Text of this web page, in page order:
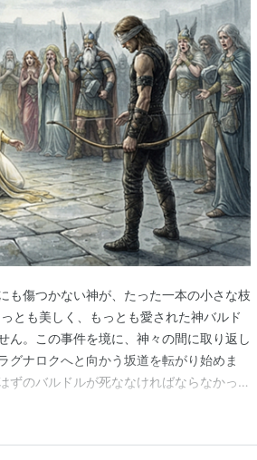
も傷つかない神が、たった一本の小さな枝
とも美しく、もっとも愛された神バルド
ん。この事件を境に、神々の間に取り返し
グナロクへと向かう坂道を転がり始めま
のバルドルが死ななければならなかった
リッグの誓い｜ひとつだけ見逃された存
夢でした。自らの…